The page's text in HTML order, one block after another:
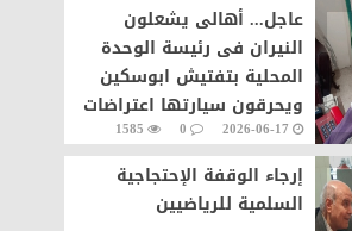
عاجل... أهالى يشعلون
النيران فى رئيسة الوحدة
المحلية بتفتيش ابوسكين
ويحرقون سيارتها اعتراضات
على تنفيذ قرار إزالة..
2026-06-17
0
1585
إرجاء الوقفة الإحتجاجية
السلمية للرياضيين